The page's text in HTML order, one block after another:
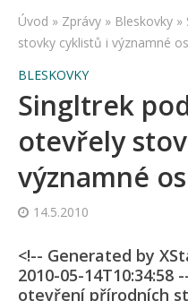
Úvod » Zprávy » Bleskovky »
stovky cyklistů i významné
BLESKOVKY
Singltrek
otevřely
významné
14.5.2010
<!-- Generated by
2010-05-14T10:34:58
otevření přírodních